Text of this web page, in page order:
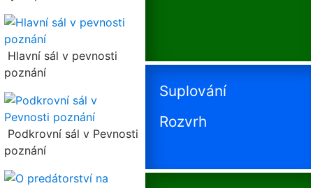
Hlavní sál v pevnosti
poznání
Podkrovní sál v Pevnosti
poznání
Suplování
Rozvrh